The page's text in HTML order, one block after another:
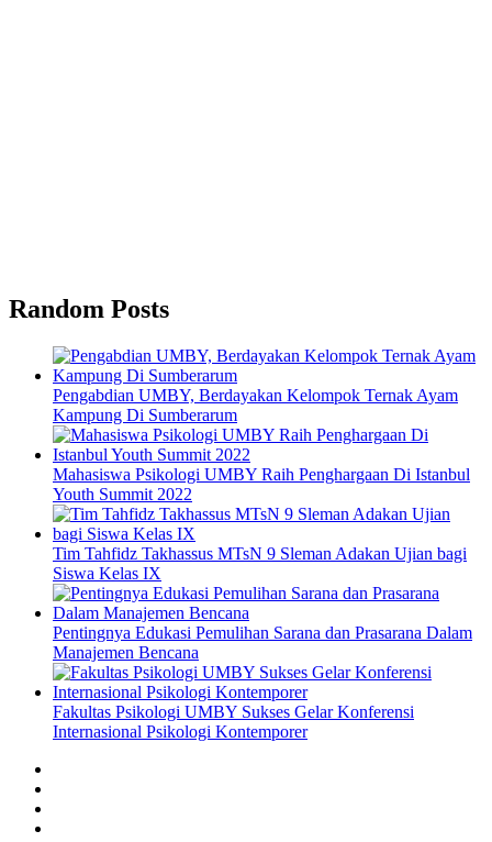
Random Posts
Pengabdian UMBY, Berdayakan Kelompok Ternak Ayam
Kampung Di Sumberarum
Mahasiswa Psikologi UMBY Raih Penghargaan Di Istanbul
Youth Summit 2022
Tim Tahfidz Takhassus MTsN 9 Sleman Adakan Ujian bagi
Siswa Kelas IX
Pentingnya Edukasi Pemulihan Sarana dan Prasarana Dalam
Manajemen Bencana
Fakultas Psikologi UMBY Sukses Gelar Konferensi
Internasional Psikologi Kontemporer